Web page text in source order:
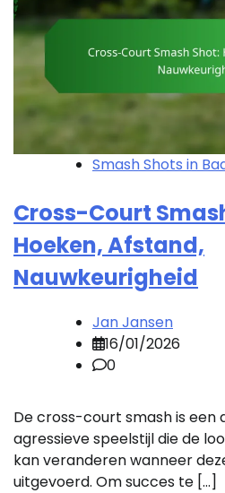
Smash Shots in
Cross-Court
Hoeken, Afstand,
Nauwkeurigheid
Jan Jansen
16/01/2026
0
De cross-court smash is een
agressieve speelstijl die de
kan veranderen wanneer
uitgevoerd. Om succes te […]